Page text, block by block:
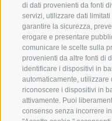
di dati provenienti da fonti
servizi, utilizzare dati
garantire la sicurezza,
erogare e presentare
comunicare le scelte sulla
provenienti da altre fonti di
identificare i dispositivi in
automaticamente, utilizzare
riconoscere i dispositivi in
attivamente. Puoi
consenso senza incorrere
VAL RIDANNA
IMPIANTI DI
SCUOLA DI SCI
LUISL'S SKI SCHOOL